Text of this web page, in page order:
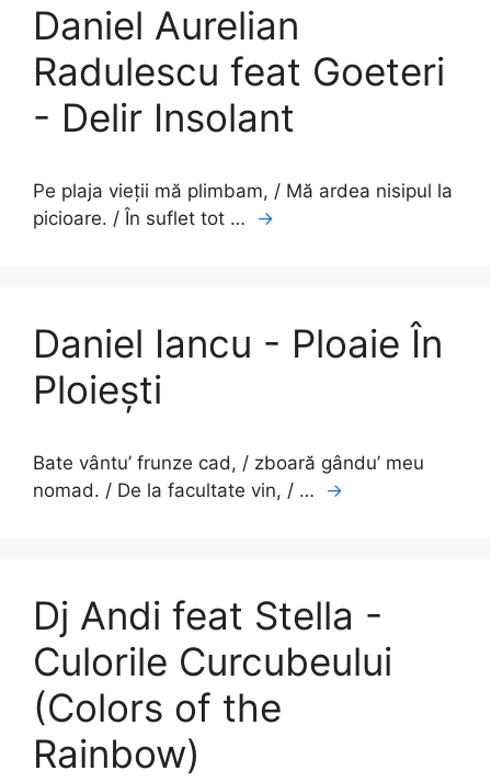
Daniel Aurelian
Radulescu feat Goeteri
- Delir Insolant
Pe plaja vieții mă plimbam, / Mă ardea nisipul la
picioare. / În suflet tot …
→
Daniel Iancu - Ploaie În
Ploiești
Bate vântu’ frunze cad, / zboară gându’ meu
nomad. / De la facultate vin, / …
→
Dj Andi feat Stella -
Culorile Curcubeului
(Colors of the
Rainbow)